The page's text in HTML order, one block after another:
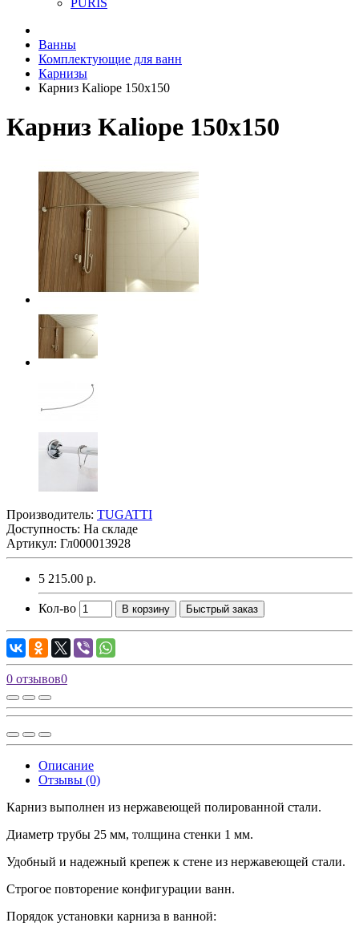
PURIS
Ванны
Комплектующие для ванн
Карнизы
Карниз Kaliope 150х150
Карниз Kaliope 150х150
Производитель: TUGATTI
Доступность: На складе
Артикул: Гл000013928
5 215.00 р.
Кол-во В корзину Быстрый заказ
0 отзывов0
Описание
Отзывы (0)
Карниз выполнен из нержавеющей полированной стали.
Диаметр трубы 25 мм, толщина стенки 1 мм.
Удобный и надежный крепеж к стене из нержавеющей стали.
Строгое повторение конфигурации ванн.
Порядок установки карниза в ванной: